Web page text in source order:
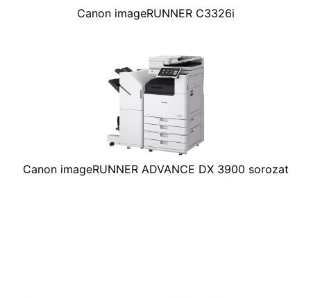
Canon imageRUNNER C3326i
Canon imageRUNNER ADVANCE DX 3900 sorozat